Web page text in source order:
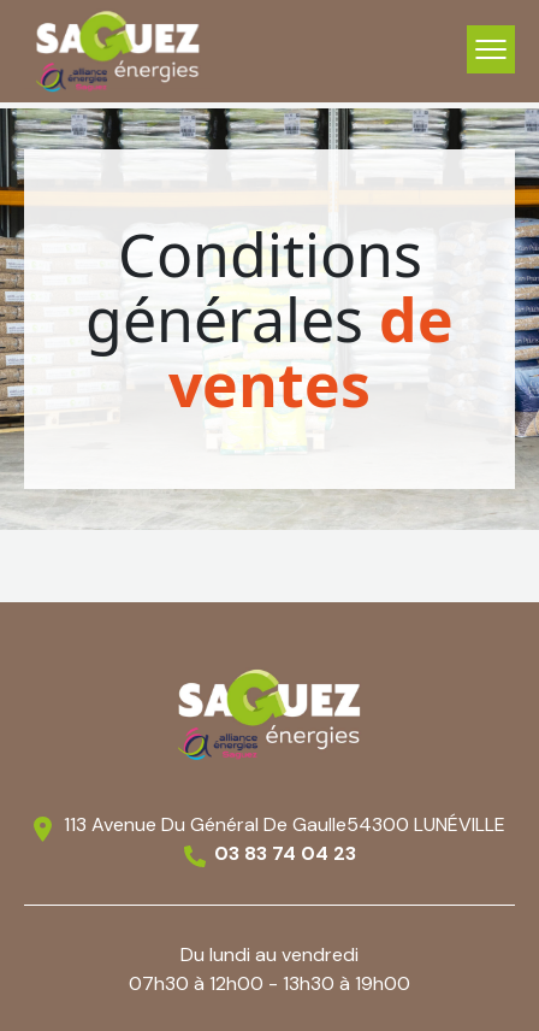
Conditions
générales de
ventes
113 Avenue Du Général De Gaulle54300 LUNÉVILLE
03 83 74 04 23
Du lundi au vendredi
07h30 à 12h00 - 13h30 à 19h00